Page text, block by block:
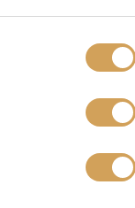
noggrann